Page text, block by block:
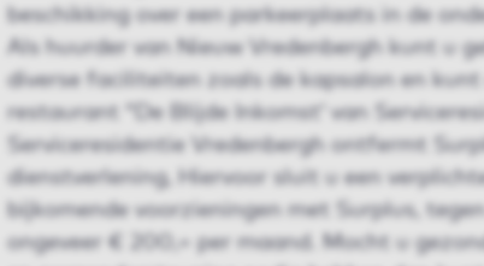
beschikking over een parkeerplaats in de
Als huurder van Nieuw Vredenbergh kunt u
diverse faciliteiten zoals de kapsalon en
restaurant “De Blijde Inkomst’ van
Serviceresidentie Vredenbergh ontfermt
dienstverlening, Hiervoor sluit u een
bijkomende voorzieningen met Surplus,
ongeveer € 200,= per maand. Mocht u